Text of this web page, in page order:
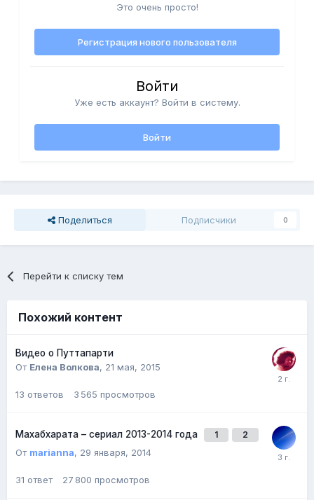
Это очень просто!
Регистрация нового пользователя
Войти
Уже есть аккаунт? Войти в систему.
Войти
Поделиться Подписчики 0
Перейти к списку тем
Похожий контент
Видео о Путтапарти
От Елена Волкова, 21 мая, 2015
13 ответов 3 565 просмотров
Махабхарата – сериал 2013-2014 года 1 2
От marianna, 29 января, 2014
31 ответ 27 800 просмотров